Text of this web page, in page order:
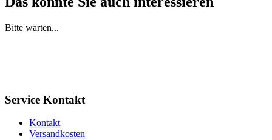
Bitte warten...
Service Kontakt
Kontakt
Versandkosten